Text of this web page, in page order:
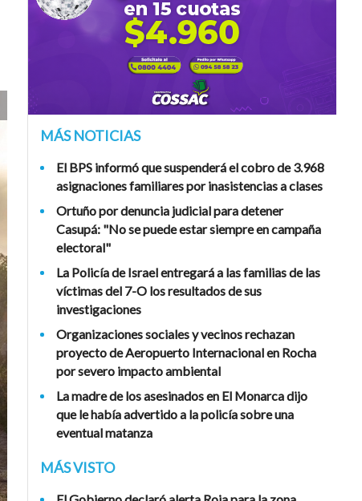
MÁS NOTICIAS
El BPS informó que suspenderá el cobro de 3.968
asignaciones familiares por inasistencias a clases
Ortuño por denuncia judicial para detener
Casupá: "No se puede estar siempre en campaña
electoral"
La Policía de Israel entregará a las familias de las
víctimas del 7-O los resultados de sus
investigaciones
Organizaciones sociales y vecinos rechazan
proyecto de Aeropuerto Internacional en Rocha
por severo impacto ambiental
La madre de los asesinados en El Monarca dijo
que le había advertido a la policía sobre una
eventual matanza
MÁS VISTO